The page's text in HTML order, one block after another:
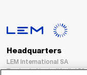
Headquarters
LEM International SA
Route du Nant-d’Avril, 152